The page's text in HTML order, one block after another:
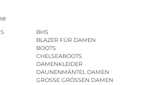
BHS
BLAZER FÜR DAMEN
BOOTS
CHELSEABOOTS
DAMENKLEIDER
DAUNENMÄNTEL DAMEN
GROSSE GRÖSSEN DAMEN